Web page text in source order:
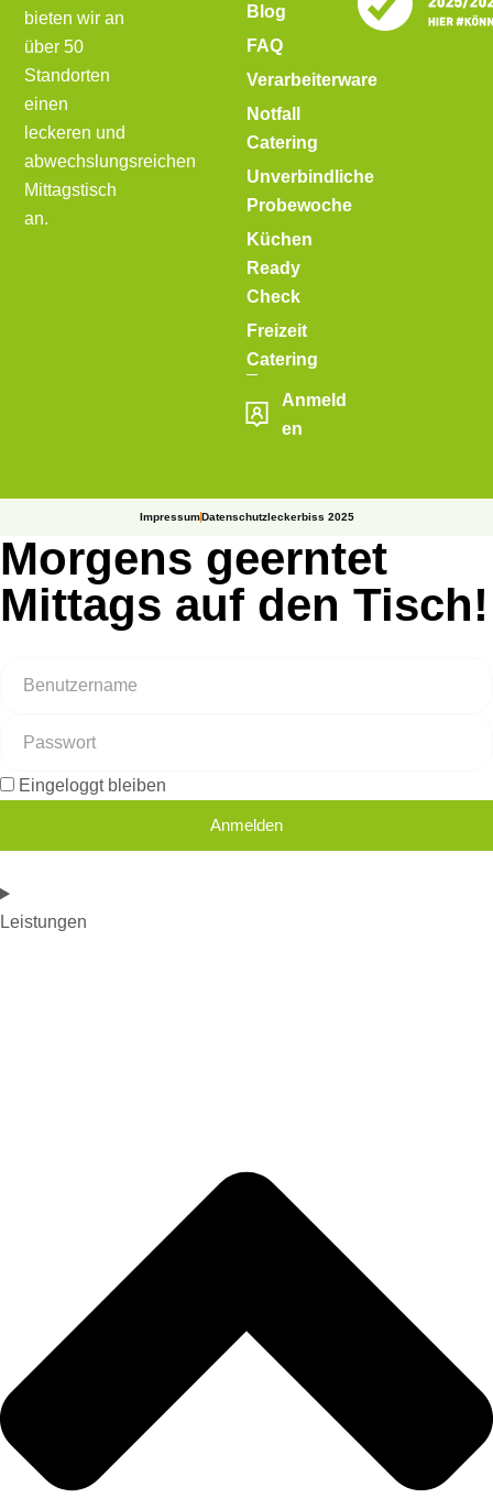
bieten wir an
über 50
Standorten
einen
leckeren und
abwechslungsreichen
Mittagstisch
an.
Blog
FAQ
Verarbeiterware
Notfall
Catering
Unverbindliche
Probewoche
Küchen
Ready
Check
Freizeit
Catering
Anmeld
en
ImpressumDatenschutzleckerbiss 2025
Morgens geerntet
Mittags auf den Tisch!
Eingeloggt bleiben
Anmelden
Leistungen